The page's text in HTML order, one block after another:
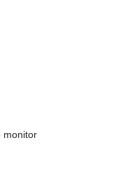
monitor